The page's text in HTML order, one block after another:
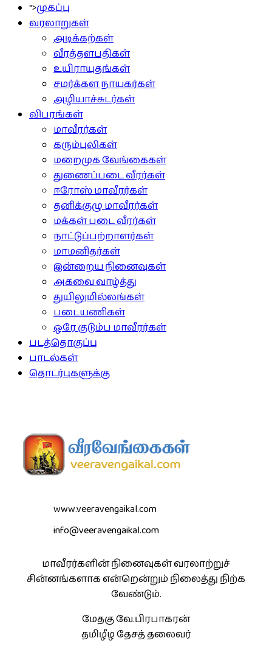
">முகப்பு
வரலாறுகள்
அடிக்கற்கள்
வீரத்தளபதிகள்
உயிராயுதங்கள்
சமர்க்கள நாயகர்கள்
அழியாச்சுடர்கள்
விபரங்கள்
மாவீரர்கள்
கரும்புலிகள்
மறைமுக வேங்கைகள்
துணைப்படை வீரர்கள்
ஈரோஸ் மாவீரர்கள்
தனிக்குழு மாவீரர்கள்
மக்கள் படை வீரர்கள்
நாட்டுப்பற்றாளர்கள்
மாமனிதர்கள்
இன்றைய நினைவுகள்
அகவை வாழ்த்து
துயிலுமில்லங்கள்
படையணிகள்
ஒரே குடும்ப மாவீரர்கள்
படத்தொகுப்பு
பாடல்கள்
தொடர்புகளுக்கு
www.veeravengaikal.com
info@veeravengaikal.com
மாவீரர்களின் நினைவுகள் வரலாற்றுச்
சின்னங்களாக என்றென்றும் நிலைத்து நிற்க
வேண்டும்.
மேதகு வே.பிரபாகரன்
தமிழீழ தேசத் தலைவர்